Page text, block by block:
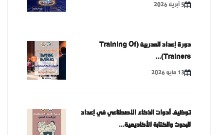
5 أبريل 2026
دورة إعداد المدربين (Training Of
Trainers)...
13 مايو 2026
توظيف أدوات الذكاء الاصطناعي في إعداد
البحوث والكتابة الأكاديمية...